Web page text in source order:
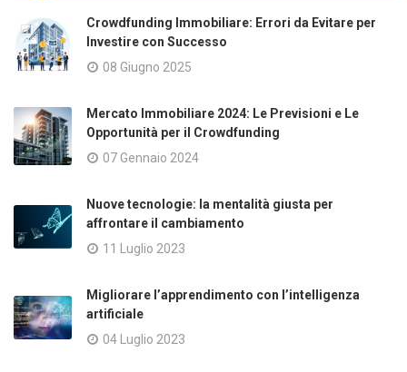
Crowdfunding Immobiliare: Errori da Evitare per
Investire con Successo
08 Giugno 2025
Mercato Immobiliare 2024: Le Previsioni e Le
Opportunità per il Crowdfunding
07 Gennaio 2024
Nuove tecnologie: la mentalità giusta per
affrontare il cambiamento
11 Luglio 2023
Migliorare l’apprendimento con l’intelligenza
artificiale
04 Luglio 2023